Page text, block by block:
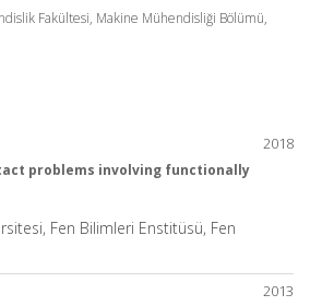
Fakültesi, Makine Mühendisliği Bölümü,
2018
problems involving functionally
Fen Bilimleri Enstitüsü, Fen
2013